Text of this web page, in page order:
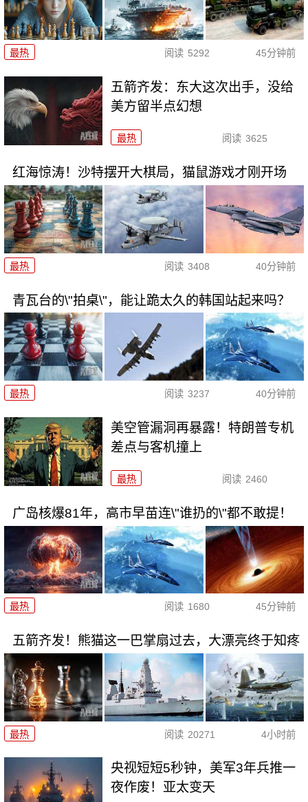
最热 阅读 5292 45分钟前
五箭齐发：东大这次出手，没给
美方留半点幻想
最热 阅读 3625
红海惊涛！沙特摆开大棋局，猫鼠游戏才刚开场
最热 阅读 3408 40分钟前
青瓦台的\"拍桌\"，能让跪太久的韩国站起来吗？
最热 阅读 3237 40分钟前
美空管漏洞再暴露！特朗普专机
差点与客机撞上
最热 阅读 2460
广岛核爆81年，高市早苗连\"谁扔的\"都不敢提！
最热 阅读 1680 45分钟前
五箭齐发！熊猫这一巴掌扇过去，大漂亮终于知疼
最热 阅读 20271 4小时前
央视短短5秒钟，美军3年兵推一
夜作废！亚太变天